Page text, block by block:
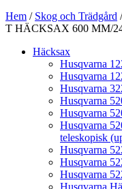
Hem / Skog och Trädgård
T HÄCKSAX 600 MM/
Häcksax
Husqvarna
Husqvarna
Husqvarna
Husqvarna
Husqvarna
Husqvarna
teleskopisk
Husqvarna
Husqvarna
Husqvarna
Husqvarna